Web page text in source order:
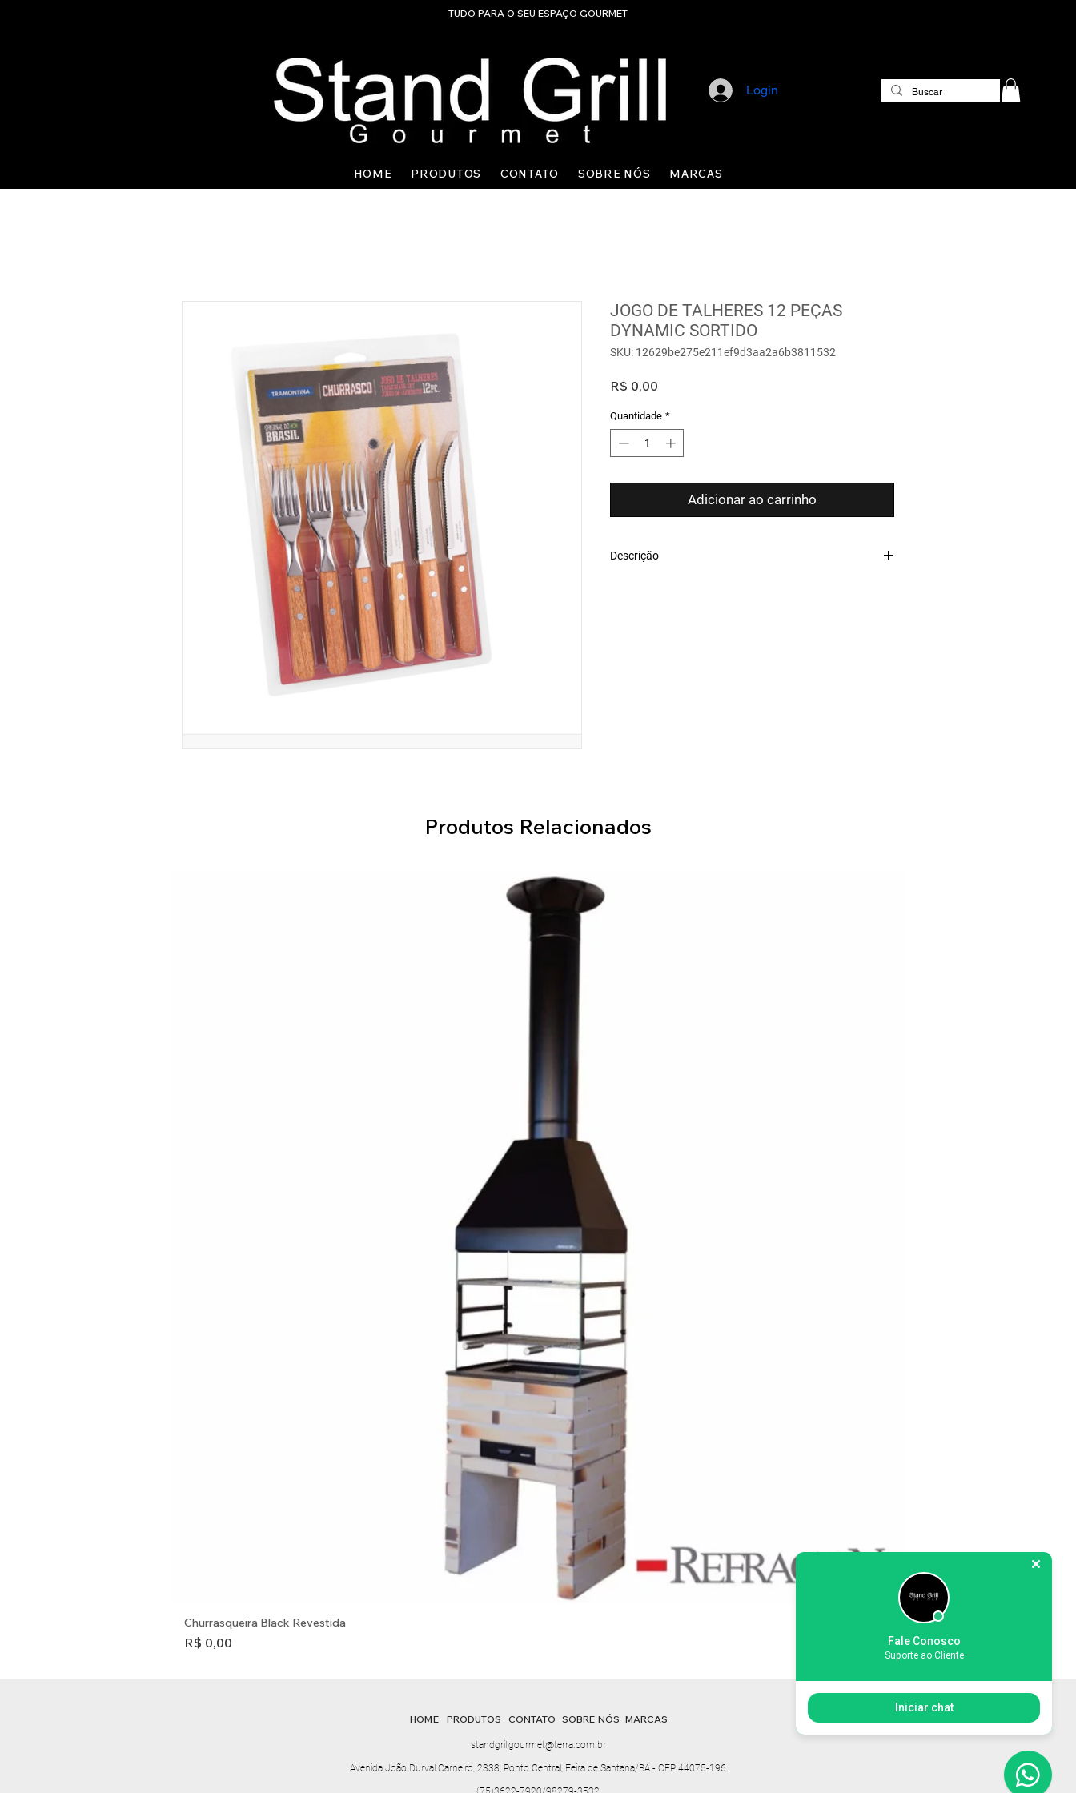
TUDO PARA O SEU ESPAÇO GOURMET
Login
HOME PRODUTOS CONTATO SOBRE NÓS MARCAS
JOGO DE TALHERES 12 PEÇAS
DYNAMIC SORTIDO
SKU: 12629be275e211ef9d3aa2a6b3811532
R$ 0,00
Quantidade *
Adicionar ao carrinho
Descrição
Produtos Relacionados
Churrasqueira Black Revestida
Preço
R$ 0,00
Churrasqueira Black com
Preço
R$ 0,00
HOME PRODUTOS CONTATO SOBRE NÓS MARCAS
standgrillgourmet@terra.com.br
Avenida João Durval Carneiro, 2338, Ponto Central, Feira de Santana/BA - CEP 44075-196
Fale Conosco
Suporte ao Cliente
Iniciar chat